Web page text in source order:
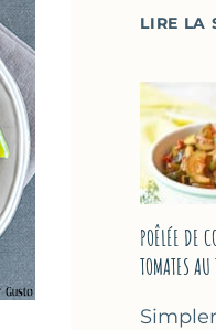
LIRE LA
POÊLÉE DE
TOMATES AU